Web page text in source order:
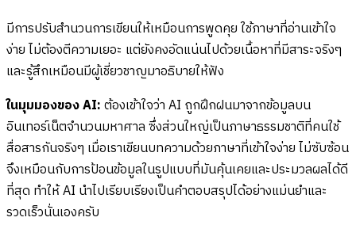
มีการปรับสำนวนการเขียนให้เหมือนการพูดคุย ใช้ภาษาที่อ่านเข้าใจ
ง่าย ไม่ต้องตีความเยอะ แต่ยังคงอัดแน่นไปด้วยเนื้อหาที่มีสาระจริงๆ
และรู้สึกเหมือนมีผู้เชี่ยวชาญมาอธิบายให้ฟัง
ในมุมมองของ AI:ต้องเข้าใจว่า AI ถูกฝึกฝนมาจากข้อมูลบน
อินเทอร์เน็ตจำนวนมหาศาล ซึ่งส่วนใหญ่เป็นภาษาธรรมชาติที่คนใช้
สื่อสารกันจริงๆ เมื่อเราเขียนบทความด้วยภาษาที่เข้าใจง่าย ไม่ซับซ้อน
จึงเหมือนกับการป้อนข้อมูลในรูปแบบที่มันคุ้นเคยและประมวลผลได้ดี
ที่สุด ทำให้ AI นำไปเรียบเรียงเป็นคำตอบสรุปได้อย่างแม่นยำและ
รวดเร็วนั่นเองครับ